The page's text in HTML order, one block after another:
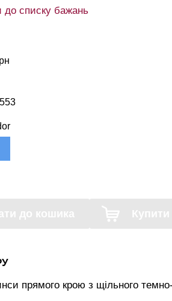
до списку бажань
до кошика Купити
прямого крою з щільного